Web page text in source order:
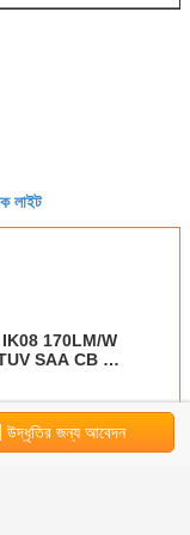
লাইট
170LM/W
SAA CB CE
উদ্ধৃতির জন্য আবেদন